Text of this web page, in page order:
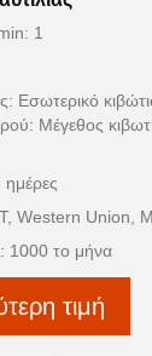
1
Εσωτερικό
Μέγεθος
Western Union,
1000 το μήνα
τιμή